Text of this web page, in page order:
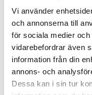
Vi använder
och annonserna till
för sociala medier
vidarebefordrar även
information från din
annons- och
Dessa kan i sin tur
Recenserad avPeter
Halkfri sko på klinker
Mycket skön sko när man
halkfri på klinkergolv med